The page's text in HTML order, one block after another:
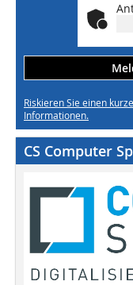
Riskieren Sie einen
Informationen.
CS Computer